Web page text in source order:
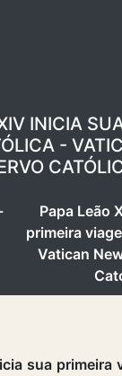
INICIA
-
Papa Leão
primeira
Vatican